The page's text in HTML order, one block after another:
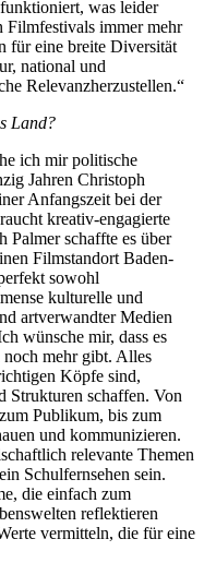
was leider
Filmfestivals immer mehr
für eine breite Diversität
national und
Relevanzherzustellen.“
Land?
ich mir politische
Jahren Christoph
Anfangszeit bei der
kreativ-engagierte
schaffte es über
Filmstandort Baden-
sowohl
kulturelle und
artverwandter Medien
wünsche mir, dass es
mehr gibt. Alles
Köpfe sind,
Strukturen schaffen. Von
Publikum, bis zum
und kommunizieren.
relevante Themen
Schulfernsehen sein.
die einfach zum
reflektieren
vermitteln, die für eine